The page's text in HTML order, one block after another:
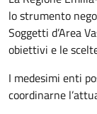
lo strumento
Soggetti d’Area
obiettivi e le
I medesimi enti
coordinarne